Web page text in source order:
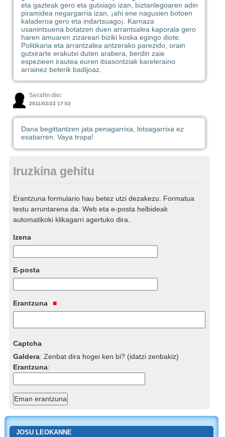
eta gazteak gero eta gutxiago izan, biztanlegoaren adin
piramidea negargarria izan, ¡ahi ene nagusien botoen
kaladeroa gero eta indartsuago¡. Karnaza
usanintsuena botatzen duen arrantsalea kaporala gero
haren amuaren zizareari biziki koska egingo diote.
Politikaria eta arrantzalea antzerako parezido, orain
gutxirarte erakutxi duten arabera, berdin zaie
espezieen irautea euren itsasontziak kareleraino
arrainez beterik badijoaz.
Serafin dio:
2011/02/23 17:02
Dana begittantzen jata penagarrixa, lotsagarrixa ez
esatiarren. Vaya tropa!
Iruzkina gehitu
Erantzuna formulario hau betez utzi dezakezu. Formatua
testu arruntarena da. Web eta e-posta helbideak
automatikoki klikagarri agertuko dira.
Izena
E-posta
Erantzuna
Captcha
Galdera:Zenbat dira hogei ken bi? (idatzi zenbakiz)
Erantzuna:
JOSU LEOKANNE